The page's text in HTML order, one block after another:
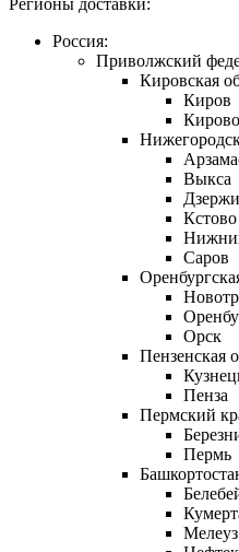
Регионы доставки:
Россия:
Приволжский
Кировская
Киров
Выкса
Кстово
Саров
Орск
Пензенская
Пенза
Пермский
Пермь
Мелеуз